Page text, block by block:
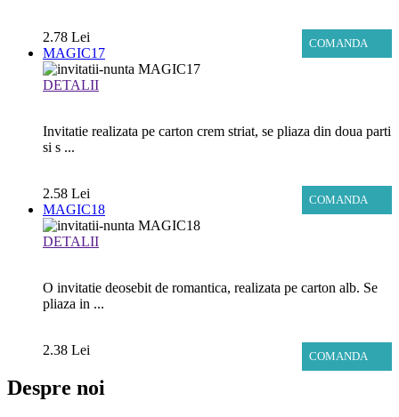
COMANDA
2.78 Lei
MAGIC17
DETALII
Invitatie realizata pe carton crem striat, se pliaza din doua parti
si s ...
COMANDA
2.58 Lei
MAGIC18
DETALII
O invitatie deosebit de romantica, realizata pe carton alb. Se
pliaza in ...
COMANDA
2.38 Lei
Despre noi